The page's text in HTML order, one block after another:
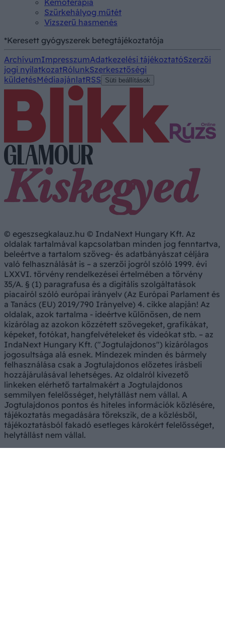
Kemoterápia
Szürkehályog műtét
Vízszerű hasmenés
*Keresett gyógyszerek betegtájékoztatója
ArchívumImpresszumAdatkezelési tájékoztatóSzerzői
jogi nyilatkozatRólunkSzerkesztőségi
küldetésMédiaajánlatRSS Süti beállítások
© egeszsegkalauz.hu © IndaNext Hungary Kft. Az
oldalak tartalmával kapcsolatban minden jog fenntartva,
beleértve a tartalom szöveg- és adatbányászat céljára
való felhasználását is – a szerzői jogról szóló 1999. évi
LXXVI. törvény rendelkezései értelmében a törvény
35/A. § (1) paragrafusa és a digitális szolgáltatások
piacairól szóló európai irányelv (Az Európai Parlament és
a Tanács (EU) 2019/790 Irányelve) 4. cikke alapján! Az
oldalak, azok tartalma - ideértve különösen, de nem
kizárólag az azokon közzétett szövegeket, grafikákat,
képeket, fotókat, hangfelvételeket és videókat stb. – az
IndaNext Hungary Kft. ("Jogtulajdonos") kizárólagos
jogosultsága alá esnek. Mindezek minden és bármely
felhasználása csak a Jogtulajdonos előzetes írásbeli
hozzájárulásával lehetséges. Az oldalról kivezető
linkeken elérhető tartalmakért a Jogtulajdonos
semmilyen felelősséget, helytállást nem vállal. A
Jogtulajdonos pontos és hiteles információk közlésére,
tájékoztatás megadására törekszik, de a közlésből,
tájékoztatásból fakadó esetleges károkért felelősséget,
helytállást nem vállal.